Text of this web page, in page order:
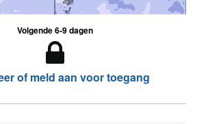
Volgende 6-9 dagen
of meld aan voor toegang